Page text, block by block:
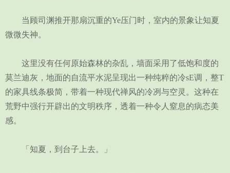
当顾司渊推开那扇沉重的Ye压门时，室内的景象让知夏
微微失神。
这里没有任何原始森林的杂乱，墙面采用了低饱和度的
莫兰迪灰，地面的自流平水泥呈现出一种纯粹的冷sE调，整T
的家具线条极简，带着一种现代禅风的冷冽与空灵。这种在
荒野中强行开辟出的文明秩序，透着一种令人窒息的病态美
感。
「知夏，到台子上去。」